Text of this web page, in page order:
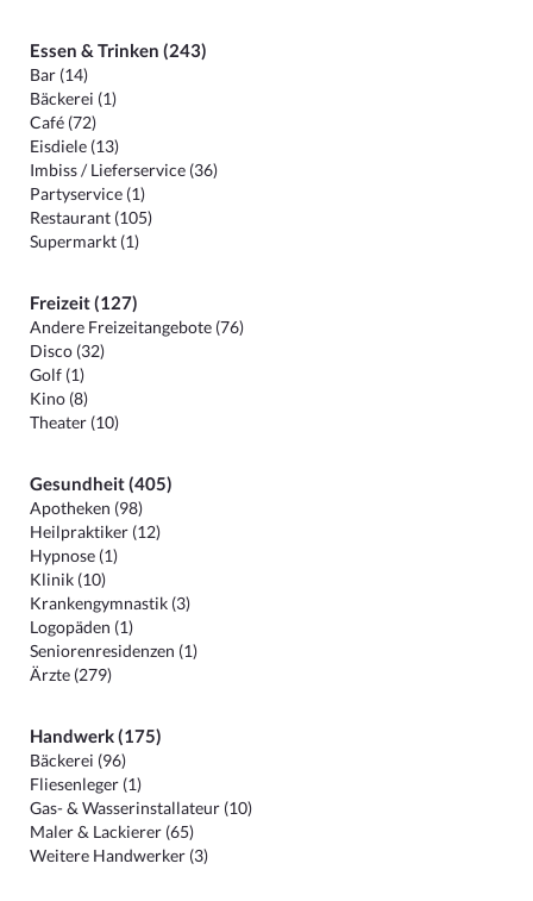
Essen & Trinken (243)
Bar (14)
Bäckerei (1)
Café (72)
Eisdiele (13)
Imbiss / Lieferservice (36)
Partyservice (1)
Restaurant (105)
Supermarkt (1)
Freizeit (127)
Andere Freizeitangebote (76)
Disco (32)
Golf (1)
Kino (8)
Theater (10)
Gesundheit (405)
Apotheken (98)
Heilpraktiker (12)
Hypnose (1)
Klinik (10)
Krankengymnastik (3)
Logopäden (1)
Seniorenresidenzen (1)
Ärzte (279)
Handwerk (175)
Bäckerei (96)
Fliesenleger (1)
Gas- & Wasserinstallateur (10)
Maler & Lackierer (65)
Weitere Handwerker (3)